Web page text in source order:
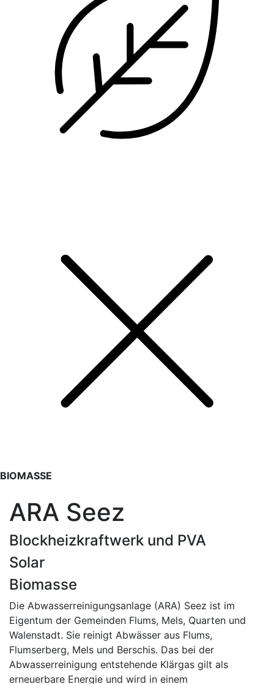
BIOMASSE
ARA Seez
Blockheizkraftwerk und PVA
Solar
Biomasse
Die Abwasserreinigungsanlage (ARA) Seez ist im
Eigentum der Gemeinden Flums, Mels, Quarten und
Walenstadt. Sie reinigt Abwässer aus Flums,
Flumserberg, Mels und Berschis. Das bei der
Abwasserreinigung entstehende Klärgas gilt als
erneuerbare Energie und wird in einem